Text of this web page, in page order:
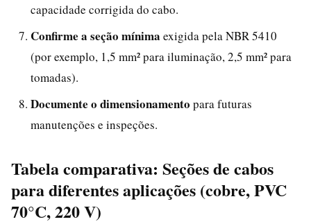
capacidade corrigida do cabo.
Confirme a seção mínima exigida pela NBR 5410
(por exemplo, 1,5 mm² para iluminação, 2,5 mm² para
tomadas).
Documente o dimensionamento para futuras
manutenções e inspeções.
Tabela comparativa: Seções de cabos
para diferentes aplicações (cobre, PVC
70°C, 220 V)